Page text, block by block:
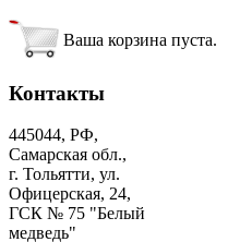
Ваша корзина пуста.
Контакты
445044, РФ,
Самарская обл.,
г. Тольятти, ул.
Офицерская, 24,
ГСК № 75 "Белый
медведь"